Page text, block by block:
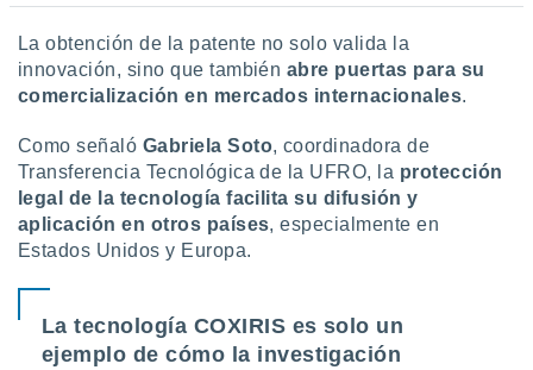
La obtención de la patente no solo valida la
innovación, sino que también abre puertas para su
comercialización en mercados internacionales.
Como señaló Gabriela Soto, coordinadora de
Transferencia Tecnológica de la UFRO, la protección
legal de la tecnología facilita su difusión y
aplicación en otros países, especialmente en
Estados Unidos y Europa.
La tecnología COXIRIS es solo un
ejemplo de cómo la investigación